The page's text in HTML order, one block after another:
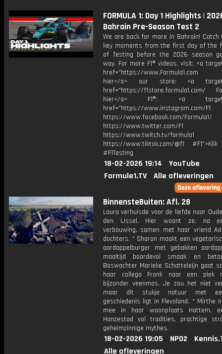
FORMULA 1: Day 1 Highlights |
Bahrain Pre-Season Test 2
We are back for more in Bahrain! Catch
key moments from the first day of the
of Testing before the 2026 season
way. For more F1® videos, visit: <a
href="https://www.Formula1.com
hier</a> our store: <a
href="https://f1store.formula1.com/
hier</a> F1®: <a
href="https://www.instagram.com/F1
https://www.facebook.com/Formula1/
https://www.twitter.com/F1
https://www.twitch.tv/formula1
https://www.tiktok.com/@f1
#F1Testing
18-02-2026 19:14
YouTube
Formule1.TV
Alle afleveringen
BinnensteBuiten: Afl. 28
Laura verhuisde voor de liefde naar
den IJssel. Hier woont ze, na
verbouwing, samen met haar vriend
dochters. * Sharon maakt een
aardappelburger met gebakken
maaltijd boordevol smaak en
Boswachter Marieke Schatteleijn gaat
haar collega Frank naar een plek
bijzonder veenmos. Je zou het niet
maar dit stukje natuur met
geschiedenis ligt in Flevoland. * Mirthe
mee in haar woonplaats Hattem,
Hanzestad vol tradities, prachtige
geheimzinnige mythes.
18-02-2026 19:05 NPO2
Alle afleveringen